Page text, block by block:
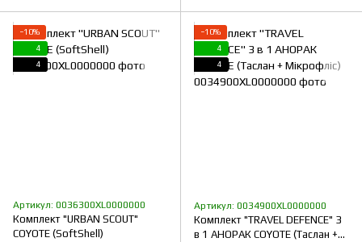
−10%
4
4
Артикул: 0036300XL0000000
Комплект "URBAN SCOUT"
COYOTE (SoftShell)
−10%
4
4
Артикул: 0034900XL0000000
Комплект "TRAVEL DEFENCE" 3
в 1 АНОРАК COYOTE (Таслан +